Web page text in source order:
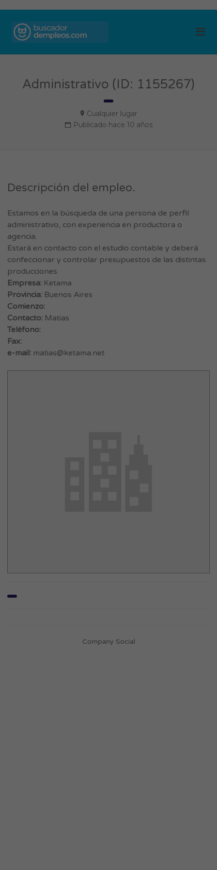
Administrativo (ID: 1155267)
Cualquier lugar
Publicado hace 10 años
Descripción del empleo.
Estamos en la búsqueda de una persona de perfil
administrativo, con experiencia en productora o
agencia.
Estará en contacto con el estudio contable y deberá
confeccionar y controlar presupuestos de las distintas
producciones.
Empresa: Ketama
Provincia: Buenos Aires
Comienzo:
Contacto: Matias
Teléfono:
Fax:
e-mail: matias@ketama.net
Company Social